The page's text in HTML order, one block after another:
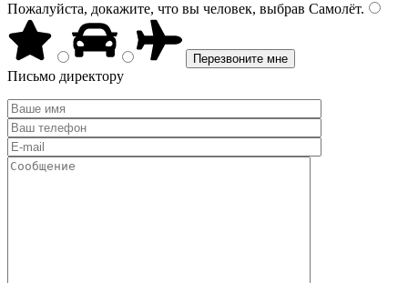
Пожалуйста, докажите, что вы человек, выбрав Самолёт.
Письмо директору